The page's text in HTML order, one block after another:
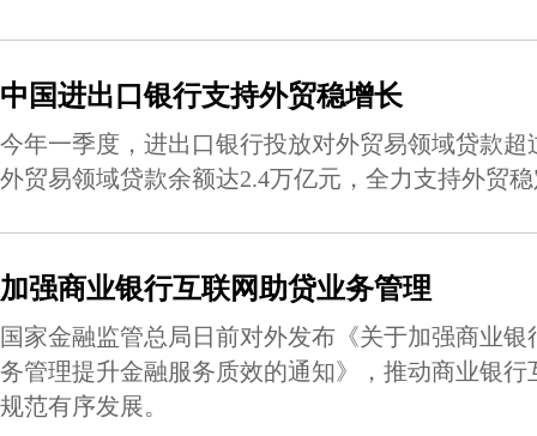
中国进出口银行支持外贸稳增长
今年一季度，进出口银行投放对外贸易领域贷款超
外贸易领域贷款余额达2.4万亿元，全力支持外贸
加强商业银行互联网助贷业务管理
国家金融监管总局日前对外发布《关于加强商业银
务管理提升金融服务质效的通知》，推动商业银行
规范有序发展。